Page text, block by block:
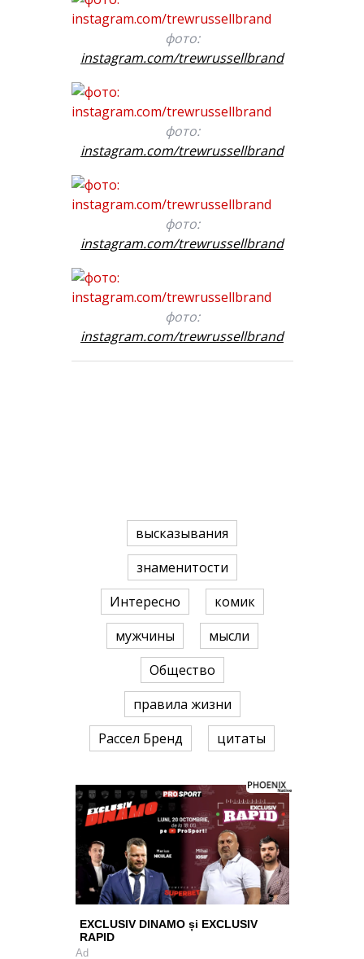
фото:
instagram.com/trewrussellbrand
фото:
instagram.com/trewrussellbrand
фото:
instagram.com/trewrussellbrand
фото:
instagram.com/trewrussellbrand
высказывания
знаменитости
Интересно
комик
мужчины
мысли
Общество
правила жизни
Рассел Бренд
цитаты
EXCLUSIV DINAMO și EXCLUSIV
RAPID
Ad